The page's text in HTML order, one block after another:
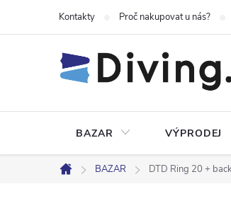
Kontakty Proč nakupovat u nás?
BAZAR VÝPRODEJ
Domů
BAZAR DTD Ring 20 +